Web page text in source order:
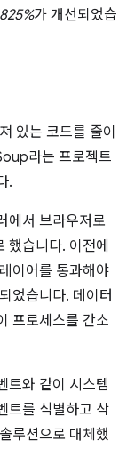
가 개선되었습
있는 코드를 줄이
라는 프로젝트
.
에서 브라우저로
했습니다. 이전에
이어를 통과해야
었습니다. 데이터
프로세스를 간소
트와 같이 시스템
트를 식별하고 삭
루션으로 대체했